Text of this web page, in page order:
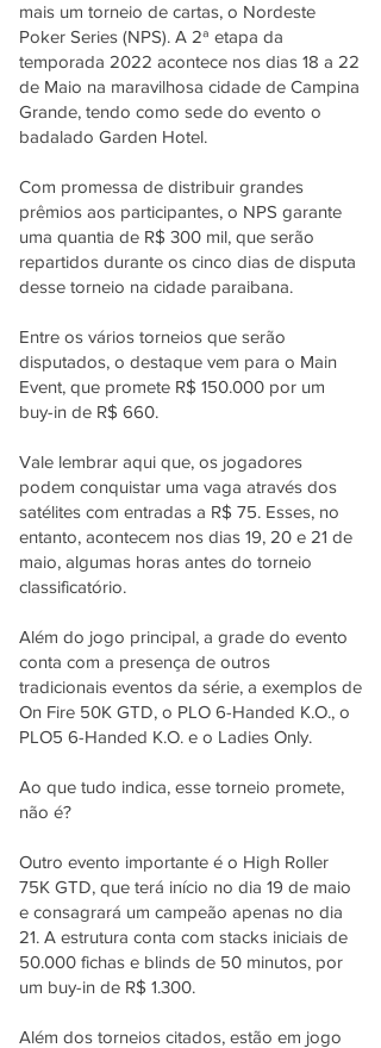
mais um torneio de cartas, o Nordeste
Poker Series (NPS). A 2ª etapa da
temporada 2022 acontece nos dias 18 a 22
de Maio na maravilhosa cidade de Campina
Grande, tendo como sede do evento o
badalado Garden Hotel.
Com promessa de distribuir grandes
prêmios aos participantes, o NPS garante
uma quantia de R$ 300 mil, que serão
repartidos durante os cinco dias de disputa
desse torneio na cidade paraibana.
Entre os vários torneios que serão
disputados, o destaque vem para o Main
Event, que promete R$ 150.000 por um
buy-in de R$ 660.
Vale lembrar aqui que, os jogadores
podem conquistar uma vaga através dos
satélites com entradas a R$ 75. Esses, no
entanto, acontecem nos dias 19, 20 e 21 de
maio, algumas horas antes do torneio
classificatório.
Além do jogo principal, a grade do evento
conta com a presença de outros
tradicionais eventos da série, a exemplos de
On Fire 50K GTD, o PLO 6-Handed K.O., o
PLO5 6-Handed K.O. e o Ladies Only.
Ao que tudo indica, esse torneio promete,
não é?
Outro evento importante é o High Roller
75K GTD, que terá início no dia 19 de maio
e consagrará um campeão apenas no dia
21. A estrutura conta com stacks iniciais de
50.000 fichas e blinds de 50 minutos, por
um buy-in de R$ 1.300.
Além dos torneios citados, estão em jogo